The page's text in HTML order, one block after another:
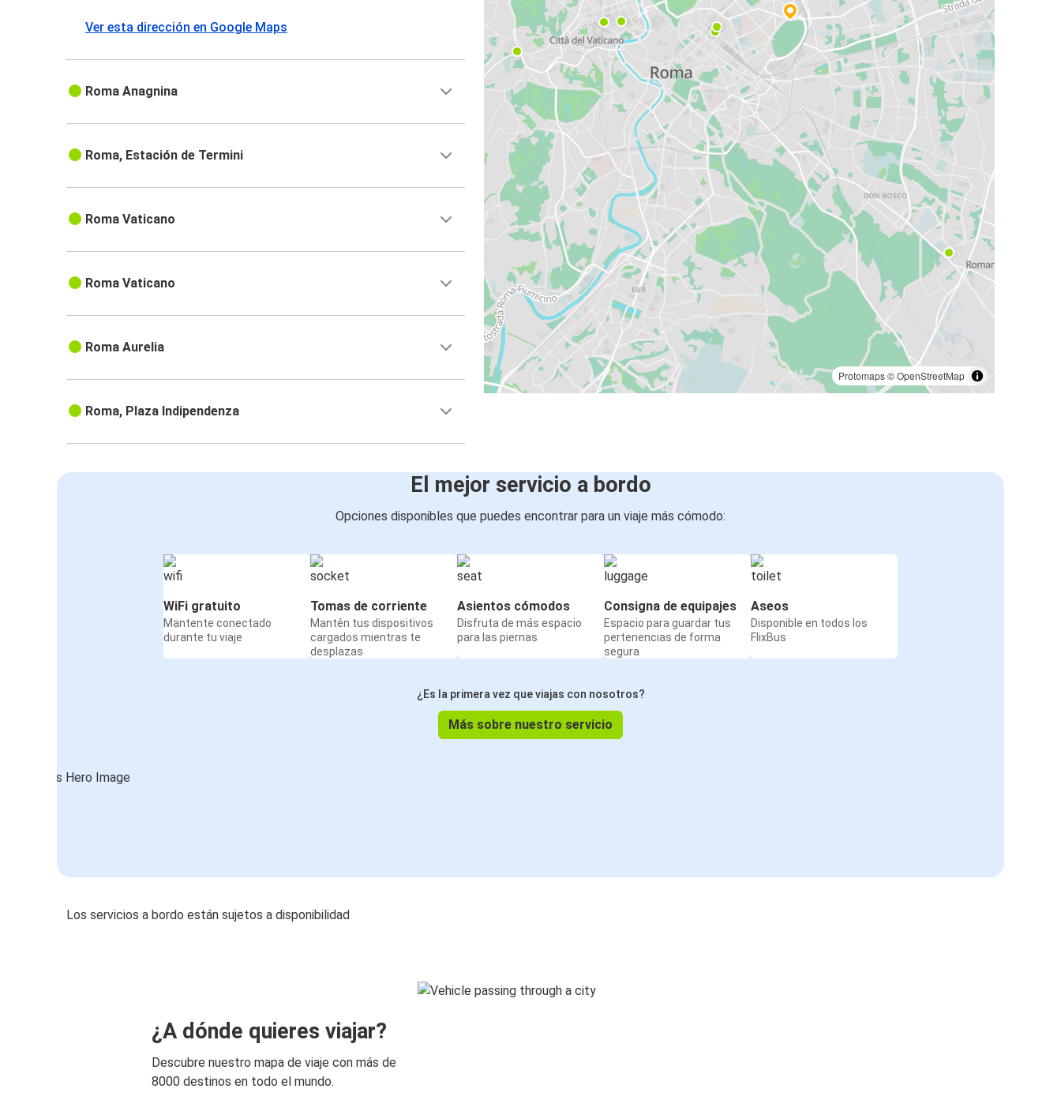
Protomaps©OpenStreetMap
Ver esta dirección en Google Maps
Roma Anagnina
Roma, Estación de Termini
Roma Vaticano
Roma Vaticano
Roma Aurelia
Roma, Plaza Indipendenza
El mejor servicio a bordo
Opciones disponibles que puedes encontrar para un viaje más cómodo:
WiFi gratuito
Mantente conectado
durante tu viaje
Tomas de corriente
Mantén tus dispositivos
cargados mientras te
desplazas
Asientos cómodos
Disfruta de más espacio
para las piernas
Consigna de equipajes
Espacio para guardar tus
pertenencias de forma
segura
Aseos
Disponible en todos los
FlixBus
¿Es la primera vez que viajas con nosotros?
Más sobre nuestro servicio
Los servicios a bordo están sujetos a disponibilidad
¿A dónde quieres viajar?
Descubre nuestro mapa de viaje con más de
8000 destinos en todo el mundo.